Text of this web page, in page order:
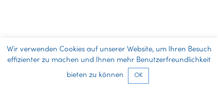
Wir verwenden Cookies auf unserer Website, um Ihren Besuch
effizienter zu machen und Ihnen mehr Benutzerfreundlichkeit
bieten zu können OK